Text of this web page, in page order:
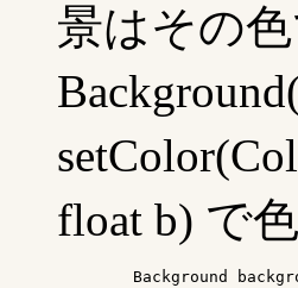
景はその
float b) で
Background